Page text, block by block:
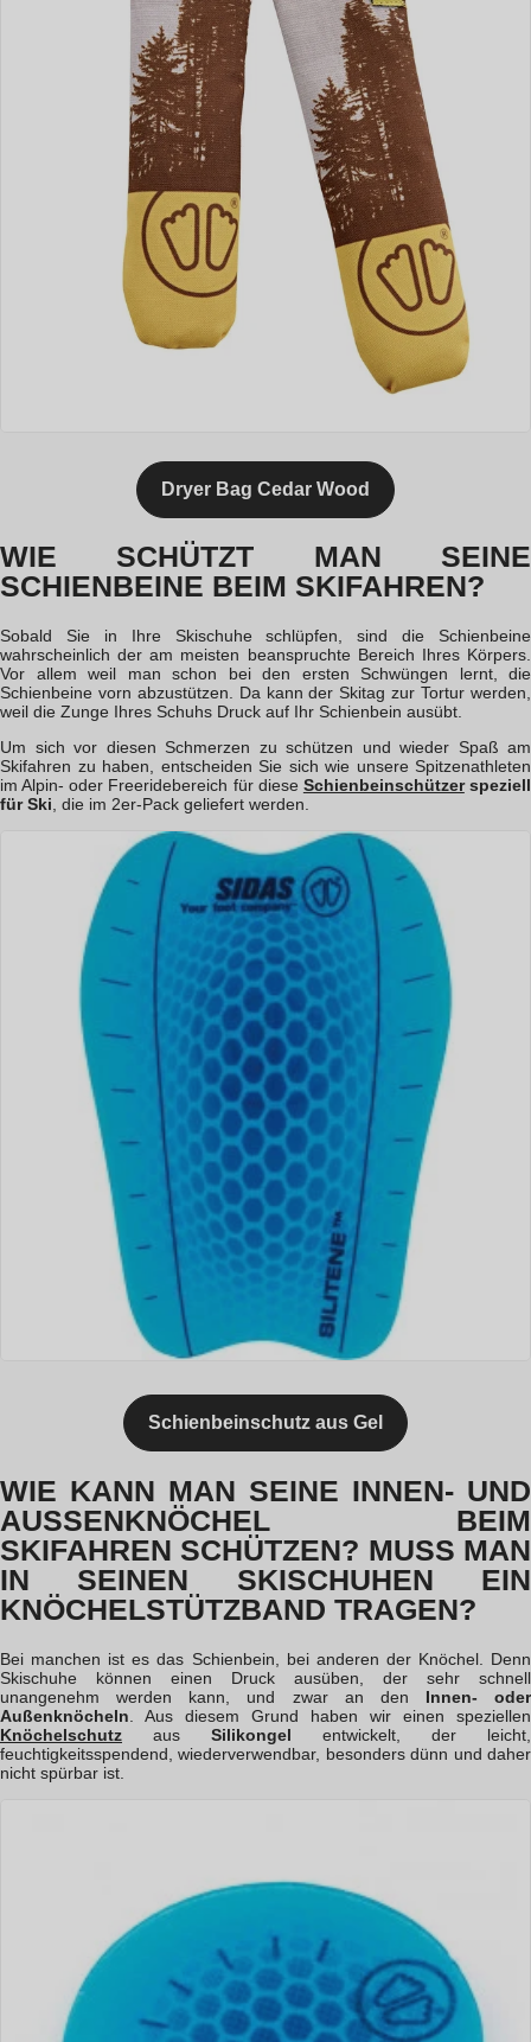
Dryer Bag Cedar Wood
WIE SCHÜTZT MAN SEINE
SCHIENBEINE BEIM SKIFAHREN?
Sobald Sie in Ihre Skischuhe schlüpfen, sind die Schienbeine
wahrscheinlich der am meisten beanspruchte Bereich Ihres Körpers.
Vor allem weil man schon bei den ersten Schwüngen lernt, die
Schienbeine vorn abzustützen. Da kann der Skitag zur Tortur werden,
weil die Zunge Ihres Schuhs Druck auf Ihr Schienbein ausübt.
Um sich vor diesen Schmerzen zu schützen und wieder Spaß am
Skifahren zu haben, entscheiden Sie sich wie unsere Spitzenathleten
im Alpin- oder Freeridebereich für diese Schienbeinschützerspeziell
für Ski, die im 2er-Pack geliefert werden.
Schienbeinschutz aus Gel
WIE KANN MAN SEINE INNEN- UND
AUSSENKNÖCHEL BEIM
SKIFAHREN SCHÜTZEN? MUSS MAN
IN SEINEN SKISCHUHEN EIN
KNÖCHELSTÜTZBAND TRAGEN?
Bei manchen ist es das Schienbein, bei anderen der Knöchel. Denn
Skischuhe können einen Druck ausüben, der sehr schnell
unangenehm werden kann, und zwar an den Innen- oder
Außenknöcheln . Aus diesem Grund haben wir einen speziellen
Knöchelschutz aus Silikongel entwickelt, der leicht,
feuchtigkeitsspendend, wiederverwendbar, besonders dünn und daher
nicht spürbar ist.